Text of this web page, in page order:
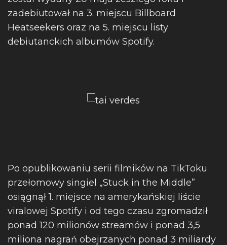
zadebiutował na 3. miejscu Billboard
Heatseekers oraz na 5. miejscu listy
debiutanckich albumów Spotify.
Po opublikowaniu serii filmików na TikToku
przełomowy singiel „Stuck in the Middle”
osiągnął 1. miejsce na amerykańskiej liście
viralowej Spotify i od tego czasu zgromadził
ponad 120 milionów streamów i ponad 3,5
miliona nagrań obejrzanych ponad 3 miliardy